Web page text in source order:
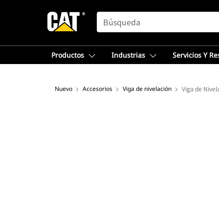
SEARCH
Productos Industrias Servicios Y
Nuevo Accesorios Viga de nivelación Viga de